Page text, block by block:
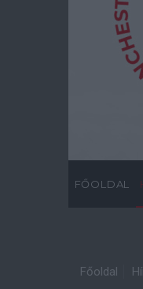
FŐOLDAL
Főoldal